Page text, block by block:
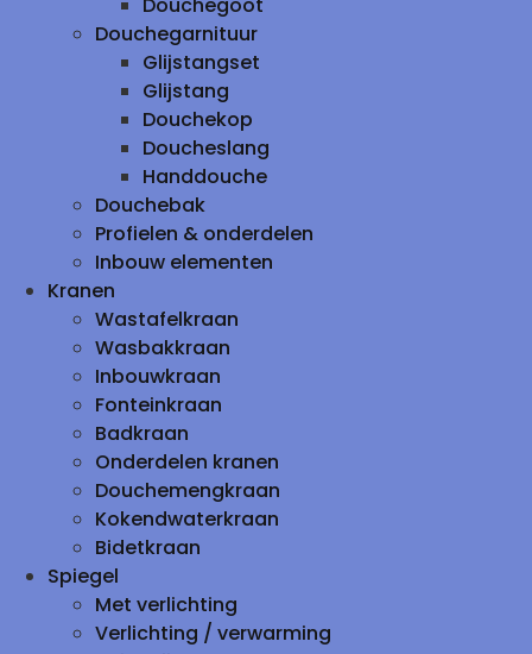
Douchegarnituur
Glijstangset
Glijstang
Douchekop
Doucheslang
Handdouche
Douchebak
Profielen & onderdelen
Inbouw elementen
Kranen
Wastafelkraan
Wasbakkraan
Inbouwkraan
Fonteinkraan
Badkraan
Onderdelen kranen
Douchemengkraan
Kokendwaterkraan
Bidetkraan
Spiegel
Met verlichting
Verlichting / verwarming